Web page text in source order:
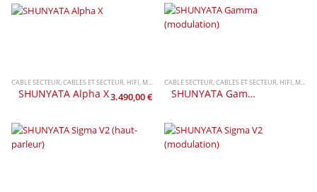
CABLE SECTEUR CABLES ET SECTEUR HIFI MARQUES ,SHUNYATA
SHUNYATA Alpha X3.490,00€
CABLE SECTEUR CABLES ET SECTEUR HIFI MARQUES
SHUNYATA Gamma (modulation)